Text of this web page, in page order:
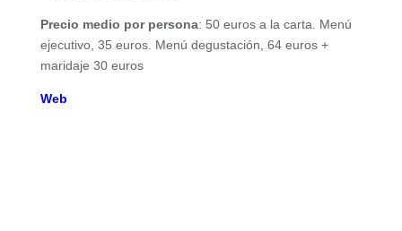
Precio medio por persona: 50 euros a la carta. Menú
ejecutivo, 35 euros. Menú degustación, 64 euros +
maridaje 30 euros
Web